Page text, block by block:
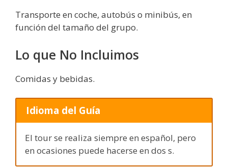
Transporte en coche, autobús o minibús, en
función del tamaño del grupo.
Lo que No Incluimos
Comidas y bebidas.
Idioma del Guía
El tour se realiza siempre en español, pero
en ocasiones puede hacerse en dos s.